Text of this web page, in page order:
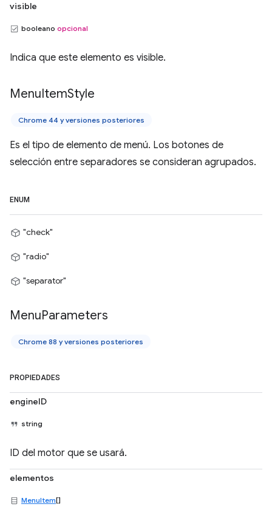
visible
booleano opcional
Indica que este elemento es visible.
MenuItemStyle
Chrome 44 y versiones posteriores
Es el tipo de elemento de menú. Los botones de
selección entre separadores se consideran agrupados.
ENUM
"check"
"radio"
"separator"
MenuParameters
Chrome 88 y versiones posteriores
PROPIEDADES
engineID
string
ID del motor que se usará.
elementos
MenuItem[]